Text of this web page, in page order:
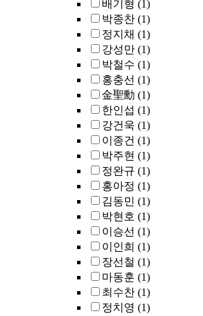
배기형 (1)
박종찬 (1)
정지채 (1)
강성만 (1)
박철수 (1)
홍충선 (1)
金聖勳 (1)
한인섭 (1)
강건욱 (1)
이종건 (1)
박주현 (1)
정완규 (1)
홍아정 (1)
김동민 (1)
박현호 (1)
이승선 (1)
이인희 (1)
장선철 (1)
마동훈 (1)
최수찬 (1)
정치영 (1)